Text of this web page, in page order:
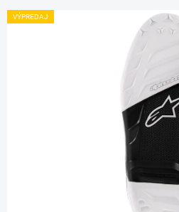
produktu
VÝPREDAJ